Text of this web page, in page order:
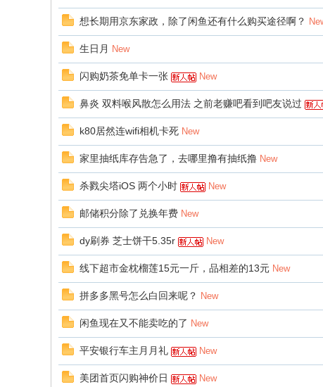
想长期用京东家政，除了闲鱼还有什么购买途径啊？
生日月 New
闪购奶茶免单卡一张 New
鼻炎 双料喉风散怎么用法 之前老赚吧看到吧友说过
k80居然连wifi相机卡死 New
家里抽纸库存告急了，去哪里撸有抽纸撸 New
杀戮尖塔iOS 两个小时 New
邮储积分除了兑换年费 New
dy刷券 芝士饼干5.35r New
线下超市金枕榴莲15元一斤，品相差的13元 New
拼多多黑号怎么白回来呢？ New
闲鱼现在又不能卖吃的了 New
平安银行车主月月礼 New
美团首页闪购神价日 New